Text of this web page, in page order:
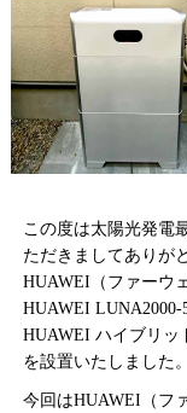
この度は太陽光発電
ただきましてありが
HUAWEI（ファーウ
HUAWEI LUNA2000-
HUAWEI ハイブリッ
を設置いたしました。
今回はHUAWEI（フ